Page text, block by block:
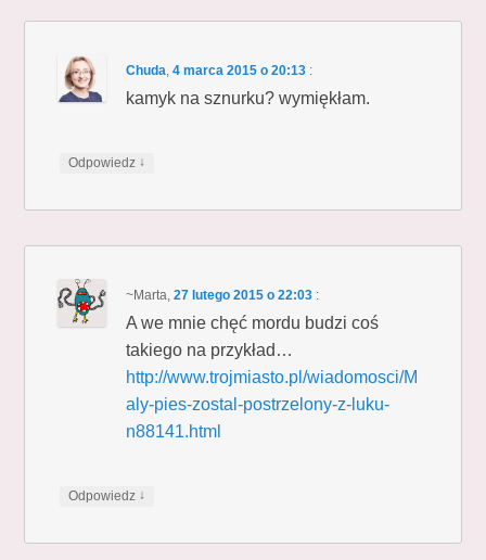
Chuda,4 marca 2015 o 20:13 :
kamyk na sznurku? wymiękłam.
Odpowiedz ↓
~Marta,27 lutego 2015 o 22:03 :
A we mnie chęć mordu budzi coś
takiego na przykład…
http://www.trojmiasto.pl/wiadomosci/M
aly-pies-zostal-postrzelony-z-luku-
n88141.html
Odpowiedz ↓